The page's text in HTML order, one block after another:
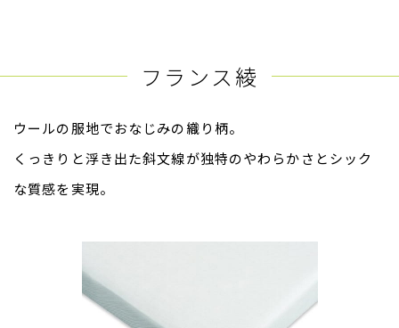
フランス綾
ウールの服地でおなじみの織り柄。
くっきりと浮き出た斜文線が独特のやわらかさとシック
な質感を実現。